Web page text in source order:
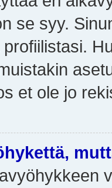
se syy.
et ole jo